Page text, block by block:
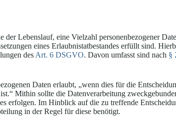
Lebenslauf, eine Vielzahl personenbezogener
eines Erlaubnistatbestandes erfüllt sind.
des Art. 6 DSGVO. Davon umfasst sind nach §
Daten erlaubt, „wenn dies für die
Mithin sollte die Datenverarbeitung
erfolgen. Im Hinblick auf die zu treffende
in der Regel für diese benötigt.